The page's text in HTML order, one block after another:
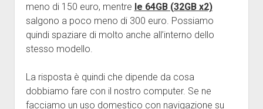
meno di 150 euro, mentre le 64GB (32GB x2)
salgono a poco meno di 300 euro. Possiamo
quindi spaziare di molto anche all’interno dello
stesso modello.
La risposta è quindi che dipende da cosa
dobbiamo fare con il nostro computer. Se ne
facciamo un uso domestico con navigazione su